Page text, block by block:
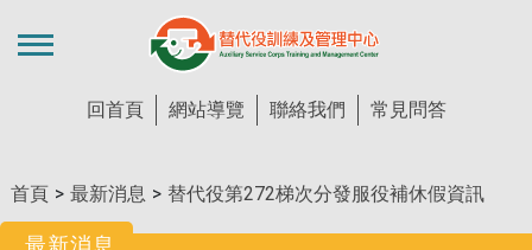
回首頁 網站導覽 聯絡我們 常見問答
首頁 > 最新消息 > 替代役第272梯次分發服役補休假資訊
最新消息